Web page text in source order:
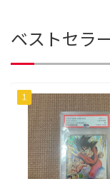
ベストセラ